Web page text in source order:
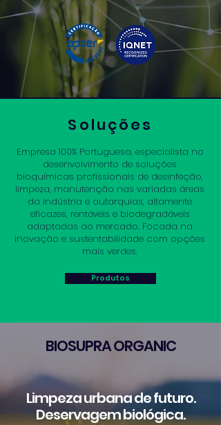
Soluções
Empresa 100% Portuguesa, especialista no
desenvolvimento de soluções
bioquímicas profissionais de desinfeção,
limpeza, manutenção nas variadas áreas
da indústria e autarquias, altamente
eficazes, rentáveis e biodegradáveis
adaptadas ao mercado. Focada na
inovação e sustentabilidade com opções
mais verdes.
Produtos
BIOSUPRA ORGANIC
Limpeza urbana de futuro.
Deservagem biológica.